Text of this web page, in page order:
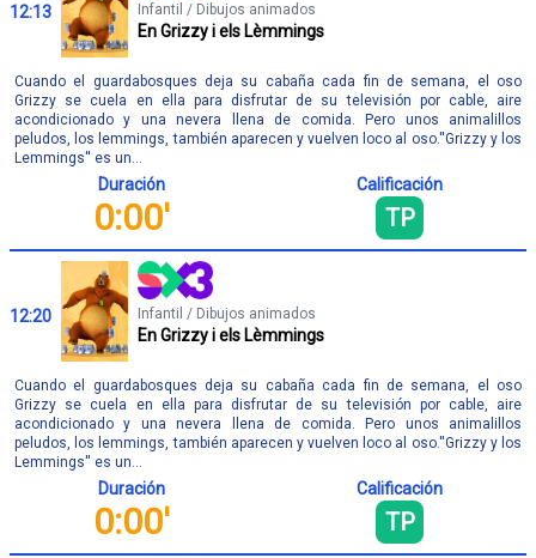
12:13 Infantil / Dibujos animados
En Grizzy i els Lèmmings
Cuando el guardabosques deja su cabaña cada fin de semana, el oso
Grizzy se cuela en ella para disfrutar de su televisión por cable, aire
acondicionado y una nevera llena de comida. Pero unos animalillos
peludos, los lemmings, también aparecen y vuelven loco al oso.''Grizzy y los
Lemmings'' es un...
Duración
0:00'
Calificación
TP
12:20 Infantil / Dibujos animados
En Grizzy i els Lèmmings
Cuando el guardabosques deja su cabaña cada fin de semana, el oso
Grizzy se cuela en ella para disfrutar de su televisión por cable, aire
acondicionado y una nevera llena de comida. Pero unos animalillos
peludos, los lemmings, también aparecen y vuelven loco al oso.''Grizzy y los
Lemmings'' es un...
Duración
0:00'
Calificación
TP